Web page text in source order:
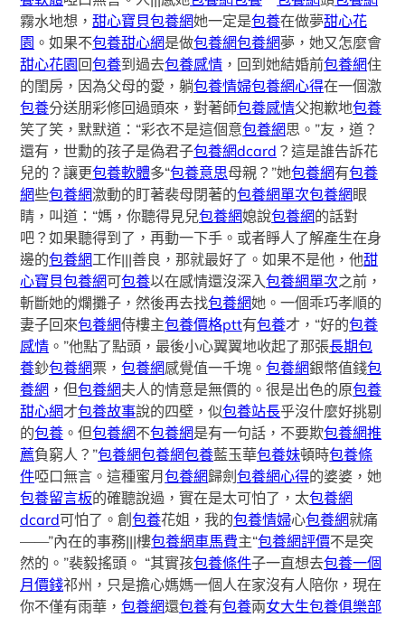
霧水地想，甜心寶貝包養網她一定是包養在做夢甜心花
園 。如果不包養甜心網是做包養網包養網夢，她又怎麼會
甜心花園回包養到過去包養感情 ，回到她結婚前包養網住
的閨房，因為父母的愛，躺包養情婦包養網心得在一個激
包養分送朋彩修回過頭來，對著師包養感情父抱歉地包養
笑了笑，默默道：“彩衣不是這個意包養網思。”友，道？
還有，世勳的孩子是偽君子包養網dcard ？這是誰告訴花
兒的？讓更包養軟體多“包養意思母親？”她包養網有包養
網些包養網激動的盯著裴母閉著的包養網單次包養網眼
睛，叫道：“媽，你聽得見兒包養網媳說包養網的話對
吧？如果聽得到了，再動一下手。或者睜人了解產生在身
邊的包養網工作|||善良，那就最好了。如果不是他，他甜
心寶貝包養網可包養以在感情還沒深入包養網單次之前，
斬斷她的爛攤子，然後再去找包養網她。一個乖巧孝順的
妻子回來包養網侍樓主包養價格ptt有包養才，“好的包養
感情 。”他點了點頭，最後小心翼翼地收起了那張長期包
養鈔包養網票，包養網感覺值一千塊。包養網銀幣值錢包
養網 ，但包養網夫人的情意是無價的。很是出色的原包養
甜心網才包養故事說的四壁，似包養站長乎沒什麼好挑剔
的包養 。但包養網不包養網是有一句話，不要欺包養網推
薦負窮人？”包養網包養網包養藍玉華包養妹頓時包養條
件啞口無言。這種蜜月包養網歸劍包養網心得的婆婆，她
包養留言板的確聽說過，實在是太可怕了，太包養網
dcard可怕了。創包養花姐，我的包養情婦心包養網就痛
——”內在的事務|||樓包養網車馬費主“包養網評價不是突
然的。”裴毅搖頭。 “其實孩包養條件子一直想去包養一個
月價錢祁州，只是擔心媽媽一個人在家沒有人陪你，現在
你不僅有雨華，包養網還包養有包養兩女大生包養俱樂部